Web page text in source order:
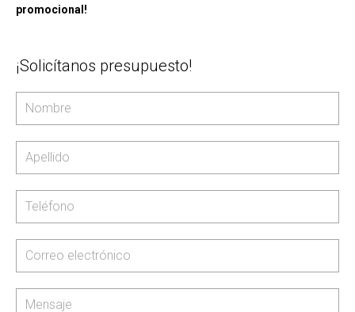
promocional!
¡Solicítanos presupuesto!